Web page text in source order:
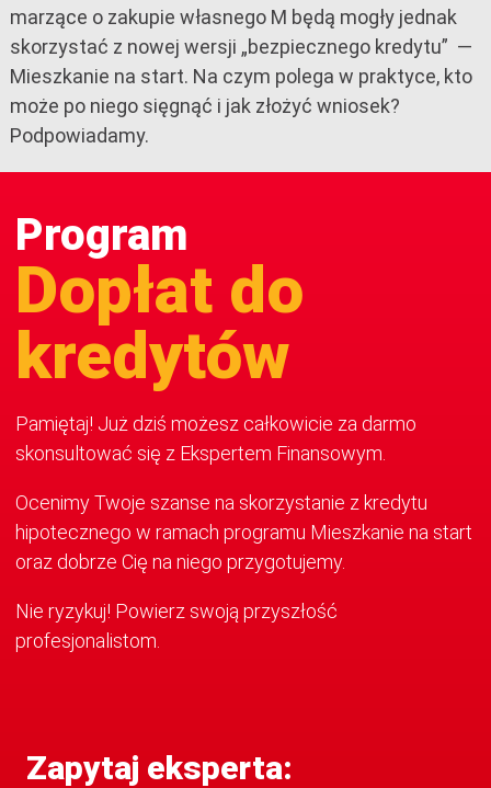
marzące o zakupie własnego M będą mogły jednak
skorzystać z nowej wersji „bezpiecznego kredytu” —
Mieszkanie na start. Na czym polega w praktyce, kto
może po niego sięgnąć i jak złożyć wniosek?
Podpowiadamy.
Program
Dopłat do
kredytów
Pamiętaj! Już dziś możesz całkowicie za darmo
skonsultować się z Ekspertem Finansowym.
Ocenimy Twoje szanse na skorzystanie z kredytu
hipotecznego w ramach programu Mieszkanie na start
oraz dobrze Cię na niego przygotujemy.
Nie ryzykuj! Powierz swoją przyszłość
profesjonalistom.
Zapytaj eksperta: